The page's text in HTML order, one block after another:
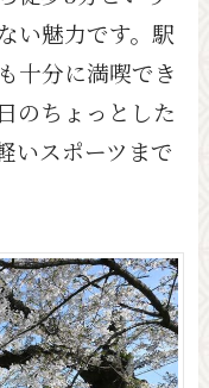
い魅力です。駅
十分に満喫でき
のちょっとした
いスポーツまで